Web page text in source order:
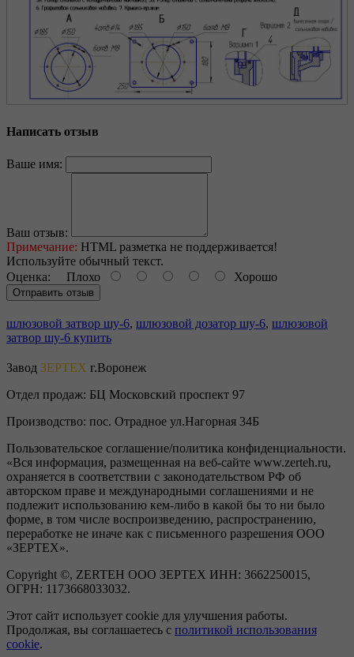
Написать отзыв
Ваше имя:
Ваш отзыв:
Примечание: HTML разметка не поддерживается!
Используйте обычный текст.
Оценка: Плохо Хорошо
Отправить отзыв
шлюзовой затвор шу-6, шлюзовой дозатор шу-6, шлюзовой
затвор шу-6 купить
Завод ЗЕРТЕХ г.Воронеж
Отдел продаж: БЦ Московский проспект 97
Производство: пос. Отрадное ул.Нагорная 34Б
Пользовательское соглашение/политика конфиденциальности.
«Вся информация, размещенная на веб-сайте www.zerteh.ru,
охраняется в соответствии с законодательством РФ об
авторском праве и международными соглашениями и не
подлежит использованию кем-либо в какой бы то ни было
форме, в том числе воспроизведению, распространению,
переработке не иначе как с письменного разрешения ООО
«ЗЕРТЕХ».
Copyright ©, ZERTEH ООО ЗЕРТЕХ ИНН: 3662250015,
ОГРН: 1173668033032.
Этот сайт использует cookie для улучшения работы.
Продолжая, вы соглашаетесь с политикой использования
cookie.